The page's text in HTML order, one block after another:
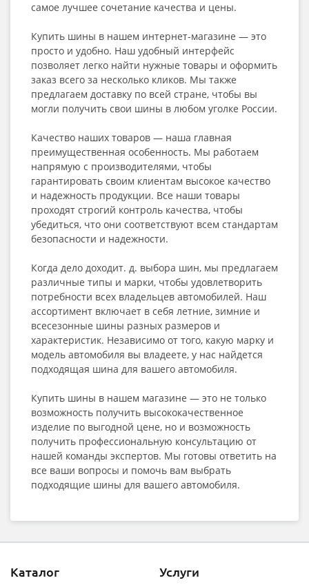
самое лучшее сочетание качества и цены.
Купить шины в нашем интернет-магазине — это
просто и удобно. Наш удобный интерфейс
позволяет легко найти нужные товары и оформить
заказ всего за несколько кликов. Мы также
предлагаем доставку по всей стране, чтобы вы
могли получить свои шины в любом уголке России.
Качество наших товаров — наша главная
преимущественная особенность. Мы работаем
напрямую с производителями, чтобы
гарантировать своим клиентам высокое качество
и надежность продукции. Все наши товары
проходят строгий контроль качества, чтобы
убедиться, что они соответствуют всем стандартам
безопасности и надежности.
Когда дело доходит. д. выбора шин, мы предлагаем
различные типы и марки, чтобы удовлетворить
потребности всех владельцев автомобилей. Наш
ассортимент включает в себя летние, зимние и
всесезонные шины разных размеров и
характеристик. Независимо от того, какую марку и
модель автомобиля вы владеете, у нас найдется
подходящая шина для вашего автомобиля.
Купить шины в нашем магазине — это не только
возможность получить высококачественное
изделие по выгодной цене, но и возможность
получить профессиональную консультацию от
нашей команды экспертов. Мы готовы ответить на
все ваши вопросы и помочь вам выбрать
подходящие шины для вашего автомобиля.
Каталог Услуги